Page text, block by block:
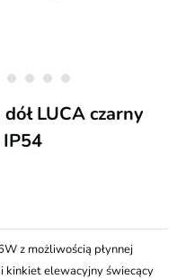
LUCA czarny
z możliwością płynnej
kinkiet elewacyjny świecący